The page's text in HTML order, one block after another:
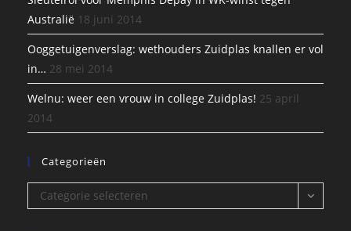
Australië 18 juni 2014
Ooggetuigenverslag: wethouders Zuidplas knallen er vol
in… 28 mei 2014
Welnu: weer een vrouw in college Zuidplas! 25 april
2014
Categorieën
Categorieën
Categorie selecteren